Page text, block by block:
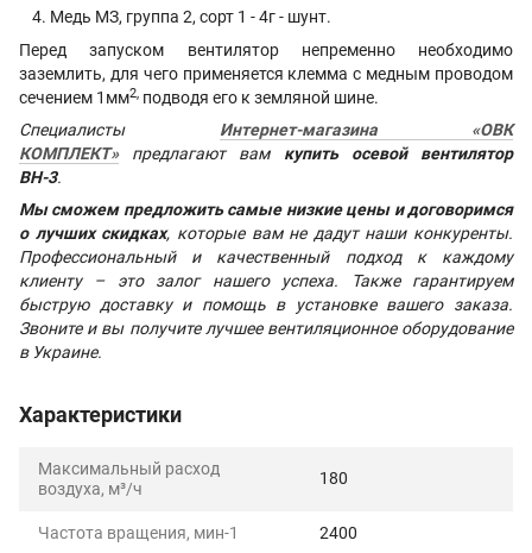
Медь МЗ, группа 2, сорт 1 - 4г - шунт.
Перед запуском вентилятор непременно необходимо
заземлить, для чего применяется клемма с медным проводом
сечением 1мм2, подводя его к земляной шине.
Специалисты Интернет-магазина «ОВК
КОМПЛЕКТ»предлагают вам купить осевой вентилятор
ВН-3.
Мы сможем предложить самые низкие цены и договоримся
о лучших скидках, которые вам не дадут наши конкуренты.
Профессиональный и качественный подход к каждому
клиенту – это залог нашего успеха. Также гарантируем
быструю доставку и помощь в установке вашего заказа.
Звоните и вы получите лучшее вентиляционное оборудование
в Украине.
Характеристики
Максимальный расход
воздуха, м³/ч
180
Частота вращения, мин-1 2400